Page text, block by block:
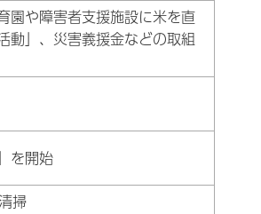
園や障害者支援施設に米を直
動」、災害義援金などの取組
を開始
掃